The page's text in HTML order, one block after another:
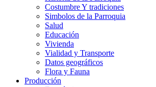
Costumbre Y tradiciones
Simbolos de la Parroquia
Salud
Educación
Vivienda
Vialidad y Transporte
Datos geográficos
Flora y Fauna
Producción